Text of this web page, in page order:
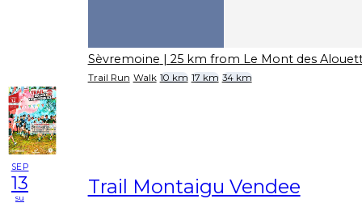
Sèvremoine | 25 km from Le Mont des
Trail Run Walk 10 km 17 km 34 km
SEP
13
su Trail Montaigu Vendee